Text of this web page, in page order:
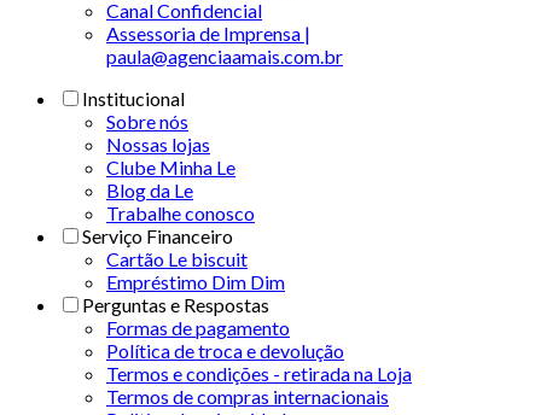
Canal Confidencial
Assessoria de Imprensa |
paula@agenciaamais.com.br
Institucional
Sobre nós
Nossas lojas
Clube Minha Le
Blog da Le
Trabalhe conosco
Serviço Financeiro
Cartão Le biscuit
Empréstimo Dim Dim
Perguntas e Respostas
Formas de pagamento
Política de troca e devolução
Termos e condições - retirada na Loja
Termos de compras internacionais